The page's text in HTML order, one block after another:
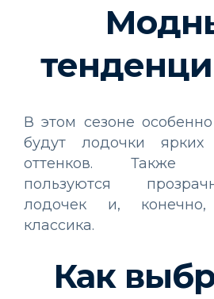
В этом сезоне
будут лодочки
оттенков. Также
пользуются
лодочек и, конечно,
классика.
Как